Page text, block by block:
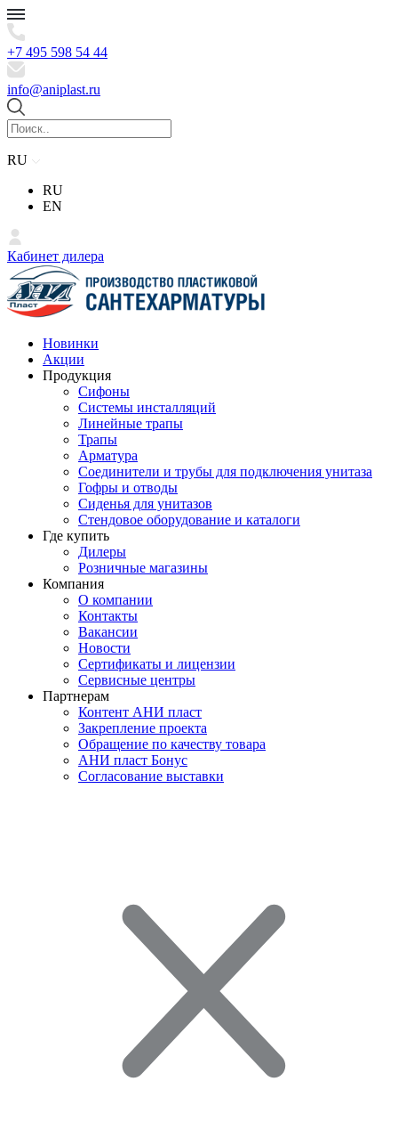
+7 495 598 54 44
info@aniplast.ru
RU
RU
EN
Кабинет дилера
Новинки
Акции
Продукция
Сифоны
Системы инсталляций
Линейные трапы
Трапы
Арматура
Соединители и трубы для подключения унитаза
Гофры и отводы
Сиденья для унитазов
Стендовое оборудование и каталоги
Где купить
Дилеры
Розничные магазины
Компания
О компании
Контакты
Вакансии
Новости
Сертификаты и лицензии
Сервисные центры
Партнерам
Контент АНИ пласт
Закрепление проекта
Обращение по качеству товара
АНИ пласт Бонус
Согласование выставки